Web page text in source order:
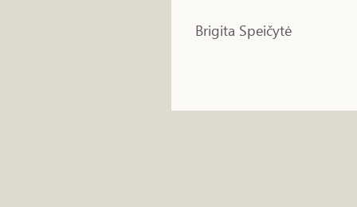
Brigita Speičytė